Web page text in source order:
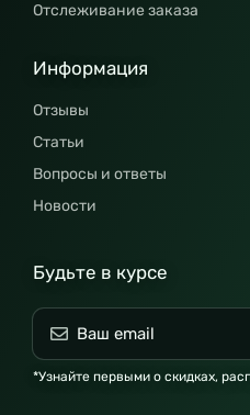
Отслеживание заказа
Информация
Отзывы
Статьи
Вопросы и ответы
Новости
Будьте в курсе
*Узнайте первыми о скидках,